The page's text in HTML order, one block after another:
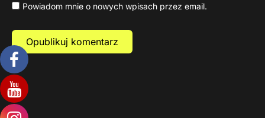
Powiadom mnie o nowych wpisach przez email.